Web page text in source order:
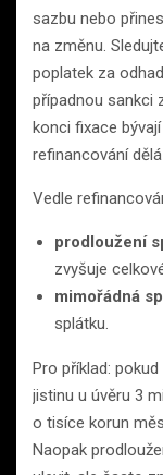
sazbu nebo
na změnu.
poplatek za
případnou sankci
konci fixace
refinancování
Vedle
prodloužení
zvyšuje
mimořádná
splátku.
Pro příklad:
jistinu u úvěru 3
o tisíce korun
Naopak